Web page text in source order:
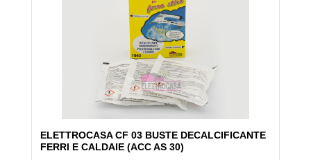
ELETTROCASA CF 03 BUSTE DECALCIFICANTE
FERRI E CALDAIE (ACC AS 30)